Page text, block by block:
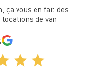
ça vous en fait des
de van